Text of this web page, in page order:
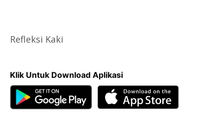
Refleksi Kaki
Klik Untuk Download Aplikasi